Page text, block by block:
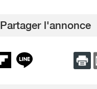
Partager l'annonce